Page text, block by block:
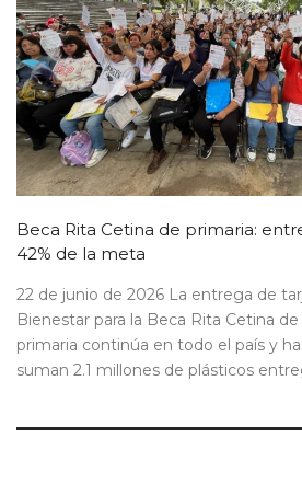
Beca Rita Cetina de primaria:
42% de la meta
22 de junio de 2026 La entrega de
Bienestar para la Beca Rita Cetina
primaria continúa en todo el país y
suman 2.1 millones de plásticos